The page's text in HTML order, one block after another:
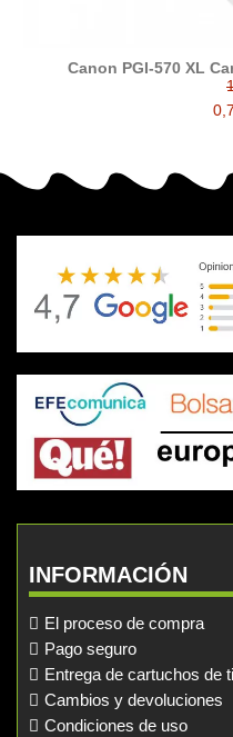
INFORMACIÓN
El proceso de compra
Pago seguro
Entrega de cartuchos de
Cambios y devoluciones
Condiciones de uso